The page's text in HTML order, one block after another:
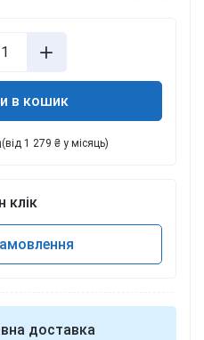
в кошик
(від 1 279 ₴ у місяць)
клік
доставка